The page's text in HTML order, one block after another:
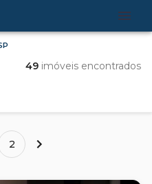
49 imóveis encontrados
2